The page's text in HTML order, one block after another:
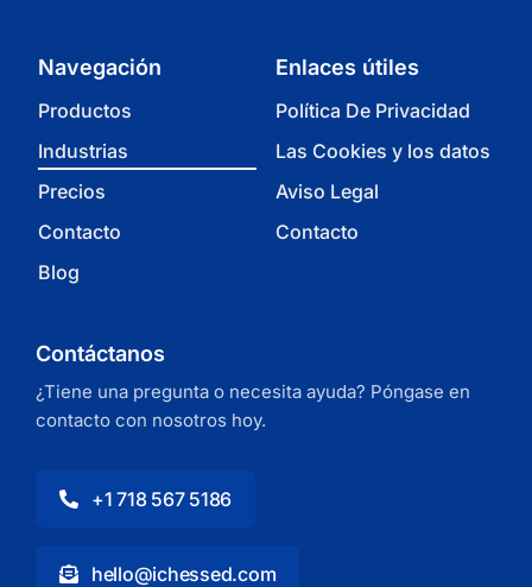
Navegación
Productos
Industrias
Precios
Contacto
Blog
Enlaces útiles
Política De Privacidad
Las Cookies y los datos
Aviso Legal
Contacto
Contáctanos
¿Tiene una pregunta o necesita ayuda? Póngase en
contacto con nosotros hoy.
+1 718 567 5186
hello@ichessed.com